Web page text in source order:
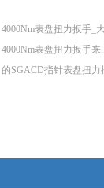
4000Nm表盘扭力扳手_
4000Nm表盘扭力扳手​
的SGACD指针表盘扭